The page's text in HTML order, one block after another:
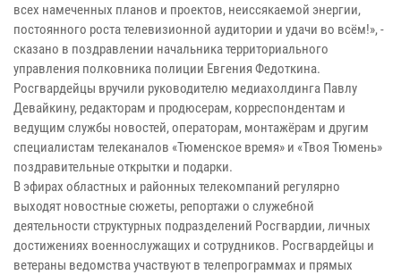
всех намеченных планов и проектов, неиссякаемой энергии,
постоянного роста телевизионной аудитории и удачи во всём!», -
сказано в поздравлении начальника территориального
управления полковника полиции Евгения Федоткина.
Росгвардейцы вручили руководителю медиахолдинга Павлу
Девайкину, редакторам и продюсерам, корреспондентам и
ведущим службы новостей, операторам, монтажёрам и другим
специалистам телеканалов «Тюменское время» и «Твоя Тюмень»
поздравительные открытки и подарки.
В эфирах областных и районных телекомпаний регулярно
выходят новостные сюжеты, репортажи о служебной
деятельности структурных подразделений Росгвардии, личных
достижениях военнослужащих и сотрудников. Росгвардейцы и
ветераны ведомства участвуют в телепрограммах и прямых